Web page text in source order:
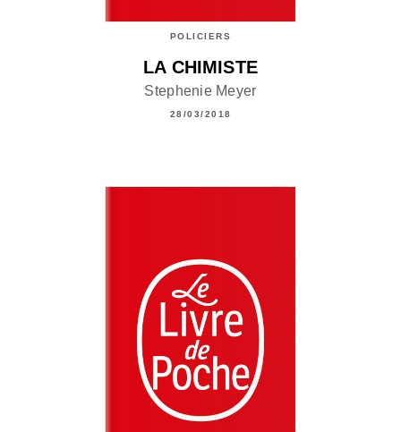
POLICIERS
LA CHIMISTE
Stephenie Meyer
28/03/2018